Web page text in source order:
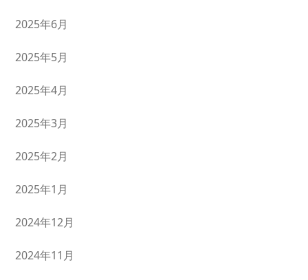
2025年6月
2025年5月
2025年4月
2025年3月
2025年2月
2025年1月
2024年12月
2024年11月